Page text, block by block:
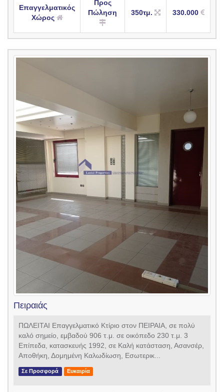
Επαγγελματικός
Χώρος
Προς
Πώληση
350τμ. 330.000
Πειραιάς
ΠΩΛΕΙΤΑΙ Επαγγελματικό Κτίριο στον ΠΕΙΡΑΙΑ, σε πολύ
καλό σημείο, εμβαδού 906 τ.μ. σε οικόπεδο 230 τ.μ. 3
Επίπεδα, κατασκευής 1992, σε Καλή κατάσταση, Ασανσέρ,
Αποθήκη, Δομημένη Καλωδίωση, Εσωτερικ...
Σε Προσφορά Ευκαιρία